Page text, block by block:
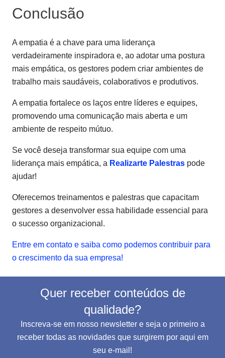
Conclusão
A empatia é a chave para uma liderança
verdadeiramente inspiradora e, ao adotar uma postura
mais empática, os gestores podem criar ambientes de
trabalho mais saudáveis, colaborativos e produtivos.
A empatia fortalece os laços entre líderes e equipes,
promovendo uma comunicação mais aberta e um
ambiente de respeito mútuo.
Se você deseja transformar sua equipe com uma
liderança mais empática, a Realizarte Palestras pode
ajudar!
Oferecemos treinamentos e palestras que capacitam
gestores a desenvolver essa habilidade essencial para
o sucesso organizacional.
Entre em contato e saiba como podemos contribuir para
o crescimento da sua empresa!
Quer receber conteúdos de
qualidade?
Inscreva-se em nosso newsletter e seja o primeiro a
receber todas as novidades que surgirem por aqui em
seu e-mail!